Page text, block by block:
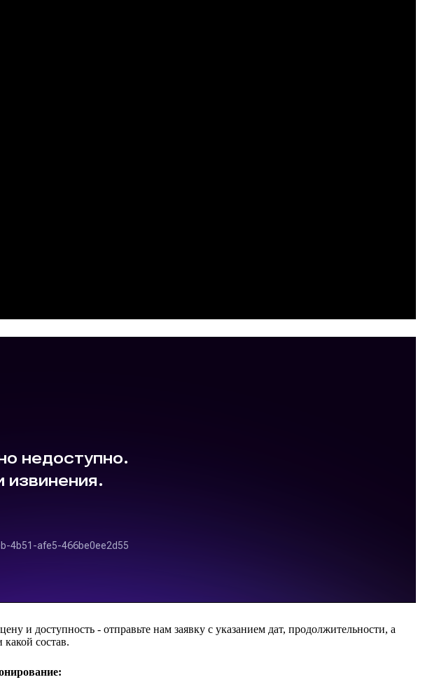
и доступность - отправьте нам заявку с указанием дат, продолжительности, а
какой состав.